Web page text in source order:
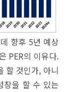
향후 5년 예상
PER의 이유다.
할 것인가, 아니
장을 할 수 있는